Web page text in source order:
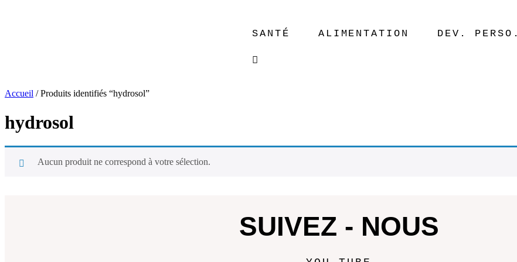
SANTÉ ALIMENTATION DEV. PERSO.
Accueil / Produits identifiés “hydrosol”
hydrosol
Aucun produit ne correspond à votre sélection.
SUIVEZ - NOUS